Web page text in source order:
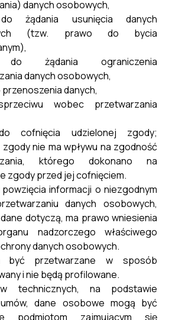
danych osobowych,
żądania usunięcia danych
(tzw. prawo do bycia
żądania ograniczenia
danych osobowych,
danych,
wobec przetwarzania
cofnięcia udzielonej zgody;
nie ma wpływu na zgodność
którego dokonano na
zgody przed jej cofnięciem.
informacji o niezgodnym
danych osobowych,
dotyczą, ma prawo wniesienia
nadzorczego właściwego
danych osobowych.
być przetwarzane w sposób
i nie będą profilowane.
technicznych, na podstawie
dane osobowe mogą być
podmiotom zajmującym się